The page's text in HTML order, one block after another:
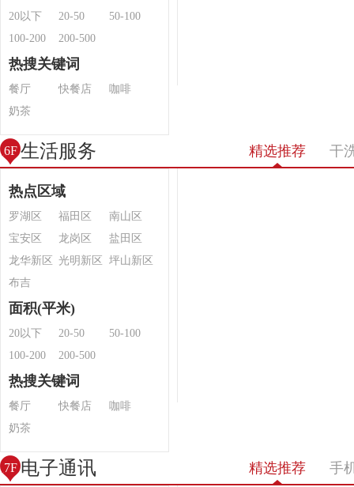
20以下 20-50
50-100
100-200
200-500
热搜关键词
餐厅 快餐店
咖啡
奶茶
6F 生活服务 精选推荐 干
热点区域
罗湖区 福田区
南山区
宝安区
龙岗区
盐田区
龙华新区
光明新区
坪山新区
布吉
面积(平米)
20以下 20-50
50-100
100-200
200-500
热搜关键词
餐厅 快餐店
咖啡
奶茶
7F 电子通讯 精选推荐 手